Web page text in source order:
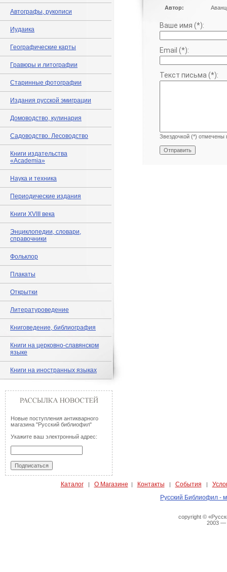
Автографы, рукописи
Иудаика
Географические карты
Гравюры и литографии
Старинные фотографии
Издания русской эмиграции
Домоводство, кулинария
Садоводство. Лесоводство
Книги издательства
«Academia»
Наука и техника
Периодические издания
Книги XVIII века
Энциклопедии, словари,
справочники
Фольклор
Плакаты
Открытки
Литературоведение
Книговедение, библиография
Книги на церковно-славянском
языке
Книги на иностранных языках
Новые поступления антикварного
магазина "Русский библиофил"
Укажите ваш электронный адрес:
Автор:
Ваше имя (*):
Email (*):
Текст письма (*):
Звездочкой (*) отмечены
Каталог| О Магазине | Контакты | События |
Русский Библиофил -
copyright ©
2003 —